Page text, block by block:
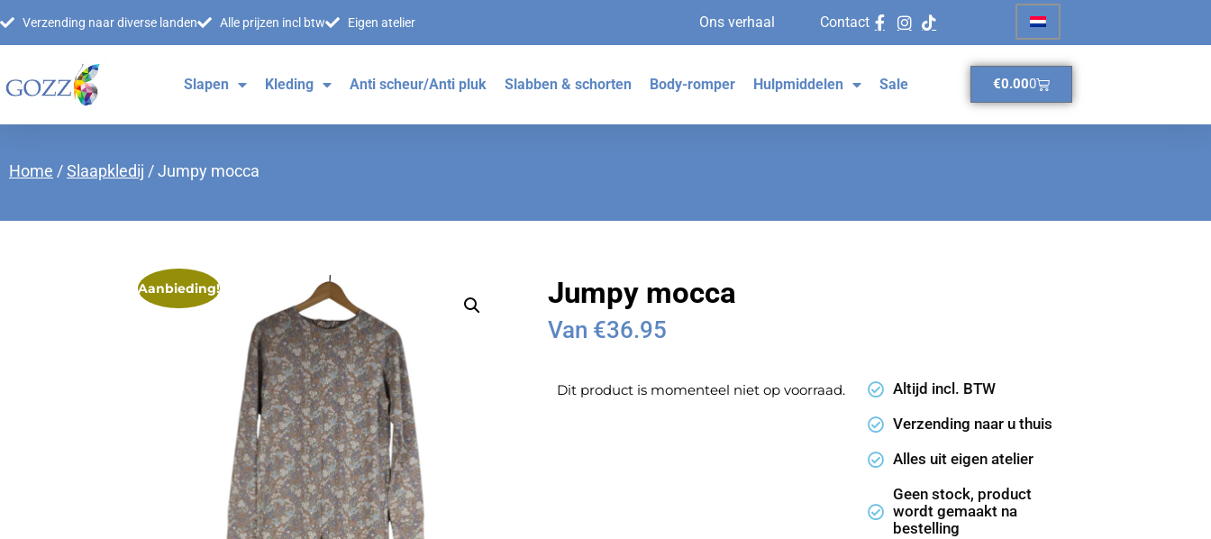
Verzending naar diverse landen Alle prijzen incl btw Eigen atelier Ons verhaal Contact
Slapen Kleding Anti scheur/Anti pluk Slabben & schorten Body-romper Hulpmiddelen Sale €0.000
Home /Slaapkledij / Jumpy mocca
Aanbieding! Jumpy mocca
Van €36.95
Dit product is momenteel niet op voorraad.
Altijd incl. BTW
Verzending naar u thuis
Alles uit eigen atelier
Geen stock, product
wordt gemaakt na
bestelling